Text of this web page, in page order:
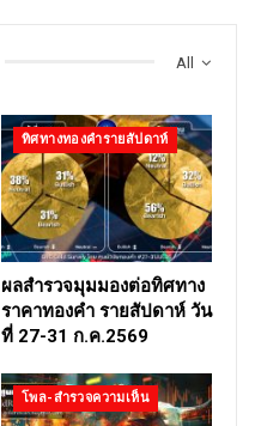
All
ทิศทางทองคำรายสัปดาห์
ผลสำรวจมุมมองต่อทิศทาง
ราคาทองคำ รายสัปดาห์ วัน
ที่ 27-31 ก.ค.2569
โพล-สำรวจความเห็น